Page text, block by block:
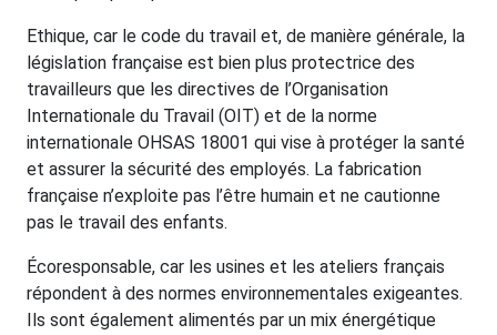
Ethique, car le code du travail et, de manière générale, la
législation française est bien plus protectrice des
travailleurs que les directives de l’Organisation
Internationale du Travail (OIT) et de la norme
internationale OHSAS 18001 qui vise à protéger la santé
et assurer la sécurité des employés. La fabrication
française n’exploite pas l’être humain et ne cautionne
pas le travail des enfants.
Écoresponsable, car les usines et les ateliers français
répondent à des normes environnementales exigeantes.
Ils sont également alimentés par un mix énergétique